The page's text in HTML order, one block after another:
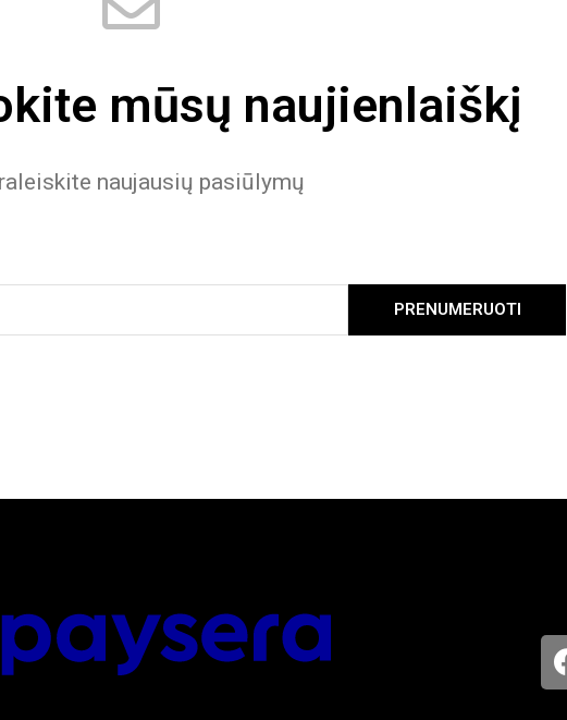
mūsų naujienlaiškį
naujausių pasiūlymų
PRENUMERUOTI